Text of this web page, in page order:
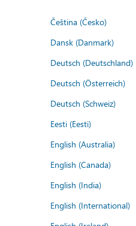
Čeština (Česko)
Dansk (Danmark)
Deutsch (Deutschland)
Deutsch (Österreich)
Deutsch (Schweiz)
Eesti (Eesti)
English (Australia)
English (Canada)
English (India)
English (International)